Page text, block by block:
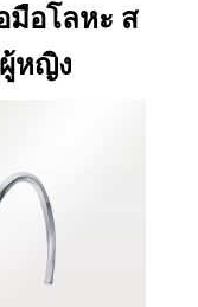
มือโลหะ ส
หญิง